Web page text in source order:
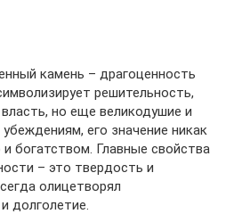
камень – драгоценность
решительность,
но еще великодушие и
его значение никак
богатством. Главные свойства
– это твердость и
олицетворял
долголетие.